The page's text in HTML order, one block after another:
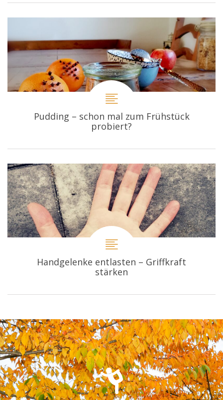
Pudding – schon mal zum Frühstück
probiert?
Handgelenke entlasten – Griffkraft
stärken